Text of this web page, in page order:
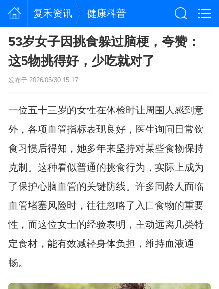
复禾资讯 健康科普
53岁女子因挑食躲过脑梗，夸赞：
这5物挑得好，少吃就对了
发布于 2026/05/30 15:17
一位五十三岁的女性在体检时让周围人感到意
外，各项血管指标表现良好，医生询问日常饮
食习惯后得知，她多年来坚持对某些食物保持
克制。这种看似普通的挑食行为，实际上成为
了保护心脑血管的关键防线。许多同龄人面临
血管堵塞风险时，往往忽略了入口食物的重要
性，而这位女士的经验表明，主动远离几类特
定食材，能有效减轻身体负担，维持血液通
畅。